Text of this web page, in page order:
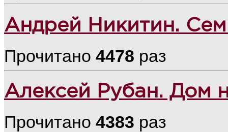
Андрей Никитин.
Прочитано 4478 раз
Алексей Рубан. Дом
Прочитано 4383 раз